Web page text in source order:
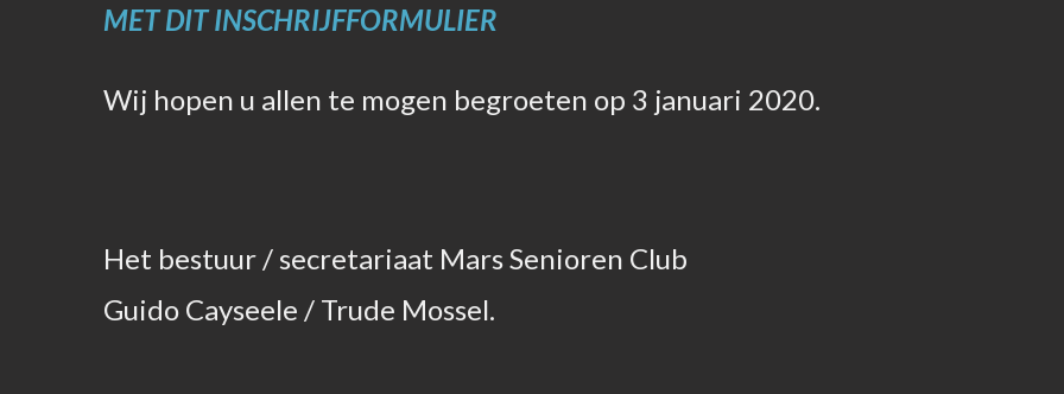
MET DIT INSCHRIJFFORMULIER
Wij hopen u allen te mogen begroeten op 3 januari 2020.
Het bestuur / secretariaat Mars Senioren Club
Guido Cayseele / Trude Mossel.